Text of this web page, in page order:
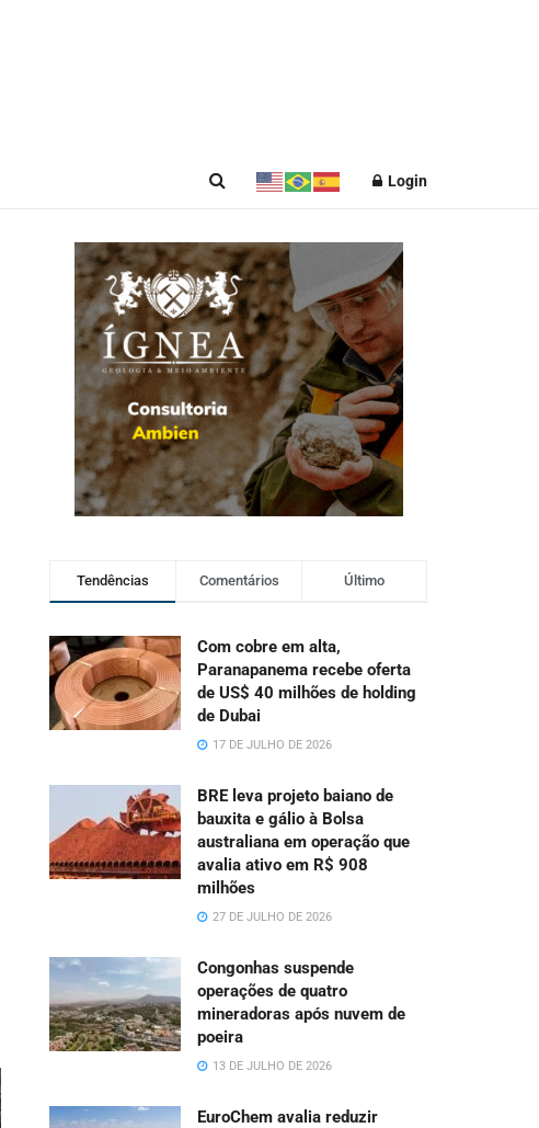
Login
Tendências Comentários Último
Com cobre em alta,
Paranapanema recebe oferta
de US$ 40 milhões de holding
de Dubai
17 DE JULHO DE 2026
BRE leva projeto baiano de
bauxita e gálio à Bolsa
australiana em operação que
avalia ativo em R$ 908
milhões
27 DE JULHO DE 2026
Congonhas suspende
operações de quatro
mineradoras após nuvem de
poeira
13 DE JULHO DE 2026
EuroChem avalia reduzir